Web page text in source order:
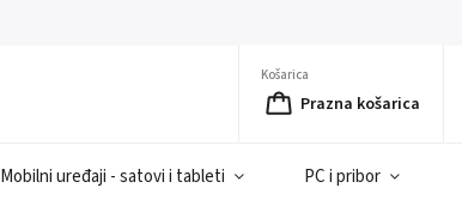
Košarica
Prazna košarica
Mobilni uređaji - satovi i tableti PC i pribor